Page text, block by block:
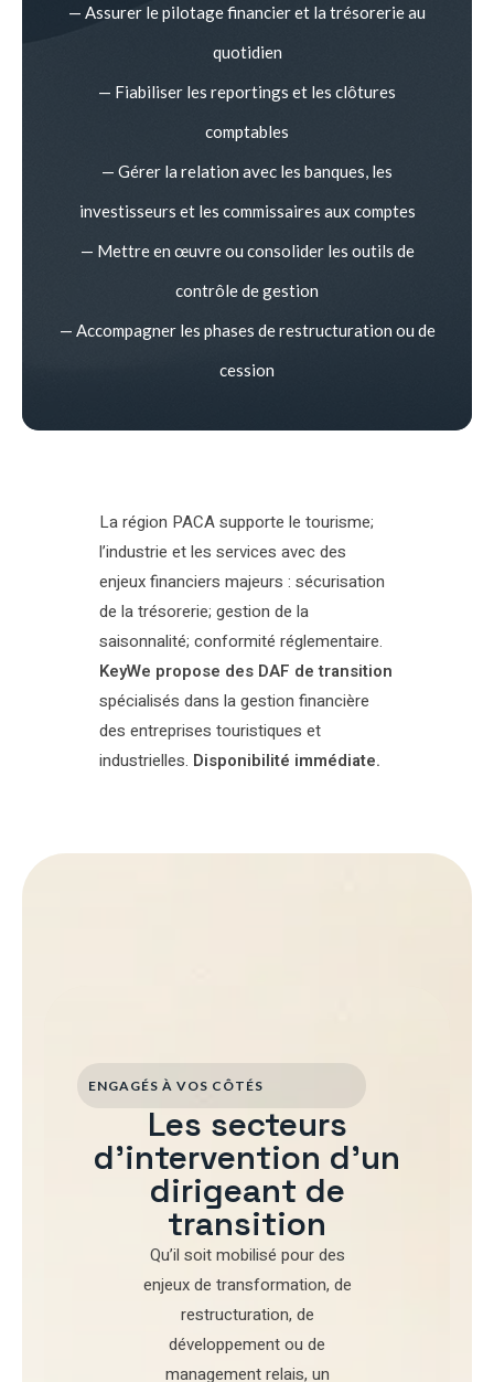
— Assurer le pilotage financier et la trésorerie au
quotidien
— Fiabiliser les reportings et les clôtures
comptables
— Gérer la relation avec les banques, les
investisseurs et les commissaires aux comptes
— Mettre en œuvre ou consolider les outils de
contrôle de gestion
— Accompagner les phases de restructuration ou de
cession
La région PACA supporte le tourisme;
l’industrie et les services avec des
enjeux financiers majeurs : sécurisation
de la trésorerie; gestion de la
saisonnalité; conformité réglementaire.
KeyWe propose des DAF de transition
spécialisés dans la gestion financière
des entreprises touristiques et
industrielles. Disponibilité immédiate.
ENGAGÉS À VOS CÔTÉS
Les secteurs
d'intervention d'un
dirigeant de
transition
Qu’il soit mobilisé pourdes
enjeux de transformation, de
restructuration, de
développementou de
management relais, un